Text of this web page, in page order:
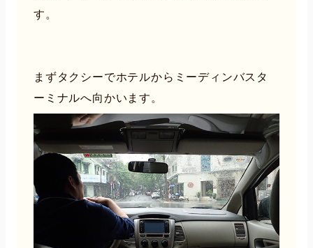
す。
まずタクシーでホテルからミーディンバスタ
ーミナルへ向かいます。